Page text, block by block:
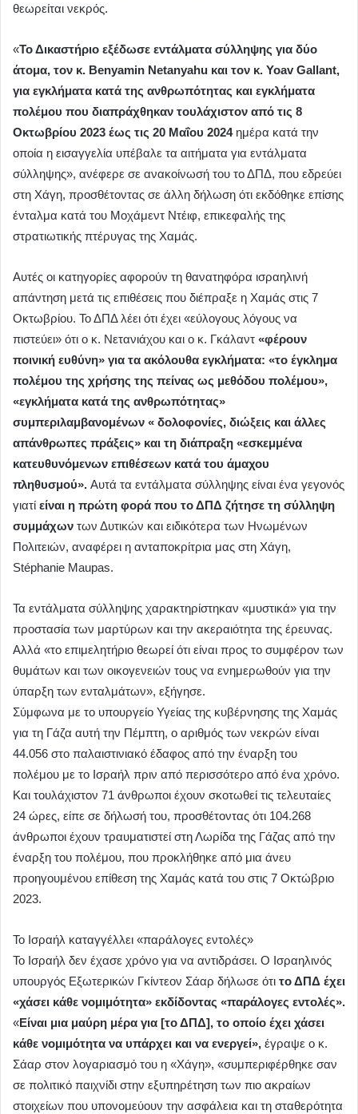
θεωρείται νεκρός.
«Το Δικαστήριο εξέδωσε εντάλματα σύλληψης για δύο
άτομα, τον κ. Benyamin Netanyahu και τον κ. Yoav Gallant,
για εγκλήματα κατά της ανθρωπότητας και εγκλήματα
πολέμου που διαπράχθηκαν τουλάχιστον από τις 8
Οκτωβρίου 2023 έως τις 20 Μαΐου 2024ημέρα κατά την
οποία η εισαγγελία υπέβαλε τα αιτήματα για εντάλματα
σύλληψης», ανέφερε σε ανακοίνωσή του το ΔΠΔ, που εδρεύει
στη Χάγη, προσθέτοντας σε άλλη δήλωση ότι εκδόθηκε επίσης
ένταλμα κατά του Μοχάμεντ Ντέιφ, επικεφαλής της
στρατιωτικής πτέρυγας της Χαμάς.
Αυτές οι κατηγορίες αφορούν τη θανατηφόρα ισραηλινή
απάντηση μετά τις επιθέσεις που διέπραξε η Χαμάς στις 7
Οκτωβρίου. Το ΔΠΔ λέει ότι έχει «εύλογους λόγους να
πιστεύει» ότι ο κ. Νετανιάχου και ο κ. Γκάλαντ «φέρουν
ποινική ευθύνη» για τα ακόλουθα εγκλήματα: «το έγκλημα
πολέμου της χρήσης της πείνας ως μεθόδου πολέμου»,
«εγκλήματα κατά της ανθρωπότητας»
συμπεριλαμβανομένων « δολοφονίες, διώξεις και άλλες
απάνθρωπες πράξεις» και τη διάπραξη «εσκεμμένα
κατευθυνόμενων επιθέσεων κατά του άμαχου
πληθυσμού». Αυτά τα εντάλματα σύλληψης είναι ένα γεγονός
γιατί είναι η πρώτη φορά που το ΔΠΔ ζήτησε τη σύλληψη
συμμάχων των Δυτικών και ειδικότερα των Ηνωμένων
Πολιτειών, αναφέρει η ανταποκρίτρια μας στη Χάγη,
Stéphanie Maupas.
Τα εντάλματα σύλληψης χαρακτηρίστηκαν «μυστικά» για την
προστασία των μαρτύρων και την ακεραιότητα της έρευνας.
Αλλά «το επιμελητήριο θεωρεί ότι είναι προς το συμφέρον των
θυμάτων και των οικογενειών τους να ενημερωθούν για την
ύπαρξη των ενταλμάτων», εξήγησε.
Σύμφωνα με το υπουργείο Υγείας της κυβέρνησης της Χαμάς
για τη Γάζα αυτή την Πέμπτη, ο αριθμός των νεκρών είναι
44.056 στο παλαιστινιακό έδαφος από την έναρξη του
πολέμου με το Ισραήλ πριν από περισσότερο από ένα χρόνο.
Και τουλάχιστον 71 άνθρωποι έχουν σκοτωθεί τις τελευταίες
24 ώρες, είπε σε δήλωσή του, προσθέτοντας ότι 104.268
άνθρωποι έχουν τραυματιστεί στη Λωρίδα της Γάζας από την
έναρξη του πολέμου, που προκλήθηκε από μια άνευ
προηγουμένου επίθεση της Χαμάς κατά του στις 7 Οκτώβριο
2023.
Το Ισραήλ καταγγέλλει «παράλογες εντολές»
Το Ισραήλ δεν έχασε χρόνο για να αντιδράσει. Ο Ισραηλινός
υπουργός Εξωτερικών Γκίντεον Σάαρ δήλωσε ότι το ΔΠΔ έχει
«χάσει κάθε νομιμότητα» εκδίδοντας «παράλογες εντολές».
«Είναι μια μαύρη μέρα για [το ΔΠΔ], το οποίο έχει χάσει
κάθε νομιμότητα να υπάρχει και να ενεργεί», έγραψε ο κ.
Σάαρ στον λογαριασμό του η «Χάγη», «συμπεριφέρθηκε σαν
σε πολιτικό παιχνίδι στην εξυπηρέτηση των πιο ακραίων
στοιχείων που υπονομεύουν την ασφάλεια και τη σταθερότητα